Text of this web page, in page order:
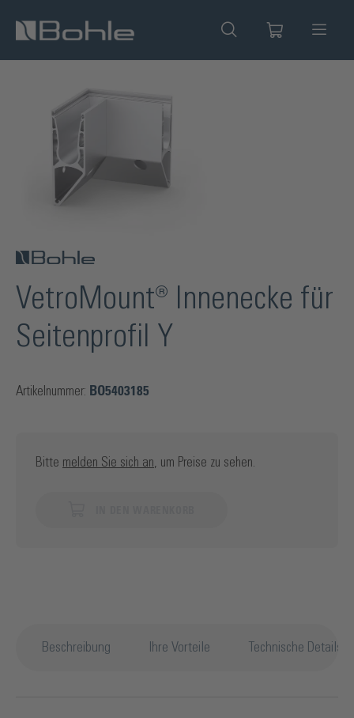
springen
VetroMount® Innenecke für
Seitenprofil Y
Artikelnummer: BO5403185
Bitte melden Sie sich an , um Preise zu sehen.
Beschreibung Ihre Vorteile Technische Details